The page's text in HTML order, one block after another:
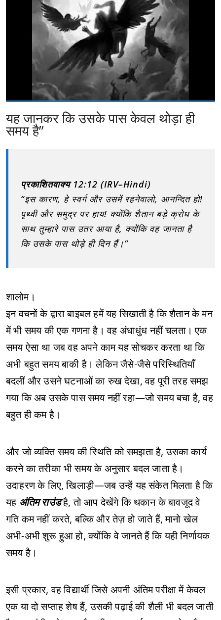
यह जानकर कि उसके पास केवल थोड़ा ही
समय है”
प्रकाशितवाक्य 12:12 (IRV–Hindi)
“इस कारण, हे स्वर्ग और उसमें रहनेवालो, आनन्दित हो!
पृथ्वी और समुद्र पर हाय! क्योंकि शैतान बड़े क्रोध के
साथ तुम्हारे पास उतर आया है, क्योंकि वह जानता है
कि उसके पास थोड़े ही दिन हैं।”
शालोम।
इन वचनों के द्वारा बाइबल हमें यह सिखाती है कि शैतान के मन
में भी समय की एक गणना है। वह अंधाधुंध नहीं चलता। एक
समय ऐसा था जब वह अपने काम यह सोचकर करता था कि
अभी बहुत समय बाकी है। लेकिन जैसे-जैसे परिस्थितियाँ
बदलीं और उसने घटनाओं का रुख देखा, वह पूरी तरह समझ
गया कि अब उसके पास समय नहीं रहा—जो समय बचा है, वह
बहुत ही कम है।
और जो व्यक्ति समय की स्थिति को समझता है, उसका कार्य
करने का तरीका भी समय के अनुसार बदल जाता है।
उदाहरण के लिए, खिलाड़ी—जब उन्हें यह संकेत मिलता है कि
यह अंतिम राउंडहै, तो आप देखेंगे कि थकान के बावजूद वे
गति कम नहीं करते, बल्कि और तेज़ हो जाते हैं, मानो खेल
अभी-अभी शुरू हुआ हो, क्योंकि वे जानते हैं कि यही निर्णायक
समय है।
इसी प्रकार, वह विद्यार्थी जिसे अपनी अंतिम परीक्षा में केवल
एक या दो सप्ताह शेष हैं, उसकी पढ़ाई की शैली भी बदल जाती